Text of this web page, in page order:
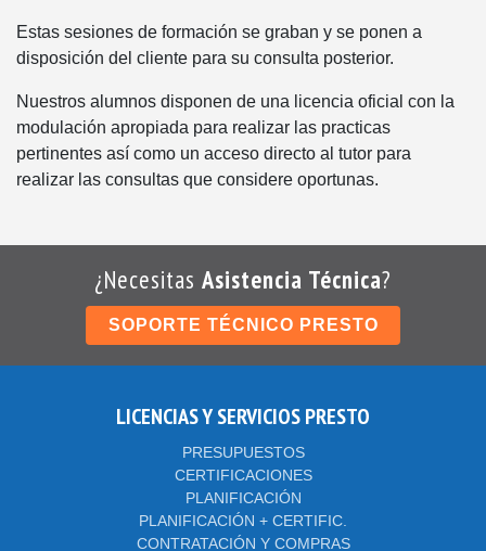
Estas sesiones de formación se graban y se ponen a
disposición del cliente para su consulta posterior.
Nuestros alumnos disponen de una licencia oficial con la
modulación apropiada para realizar las practicas
pertinentes así como un acceso directo al tutor para
realizar las consultas que considere oportunas.
¿Necesitas Asistencia Técnica?
SOPORTE TÉCNICO PRESTO
LICENCIAS Y SERVICIOS PRESTO
PRESUPUESTOS
CERTIFICACIONES
PLANIFICACIÓN
PLANIFICACIÓN + CERTIFIC.
CONTRATACIÓN Y COMPRAS